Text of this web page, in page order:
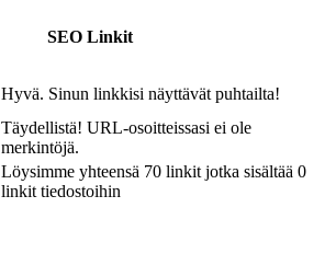
SEO Linkit
Hyvä. Sinun linkkisi näyttävät puhtailta!
Täydellistä! URL-osoitteissasi ei ole
merkintöjä.
Löysimme yhteensä 70 linkit jotka sisältää 0
linkit tiedostoihin